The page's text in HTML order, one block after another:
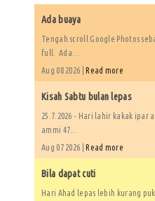
Ada buaya
Tengah scroll Google Photos
full. Ada...
Aug 08 2026 | Read more
Kisah Sabtu bulan lepas
25.7.2026 - Hari lahir kakak ipar
ammi 47...
Aug 07 2026 | Read more
Bila dapat cuti
Hari Ahad lepas lebih kurang